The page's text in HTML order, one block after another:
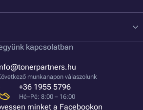
kapcsolatban
munkanapon válaszolunk
+36 1955 5796
Hé–Pé: 8:00 – 16:00
minket a Facebookon